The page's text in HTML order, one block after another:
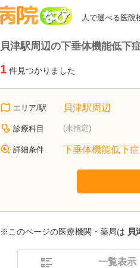
人で選べる医院
貝津駅周辺の下垂体機能低下
1 件見つかりました
エリア/駅 貝津駅周辺
診療科目 (未指定)
詳細条件 下垂体機能低下症
※このページの医療機関・薬局は 貝
一覧表示